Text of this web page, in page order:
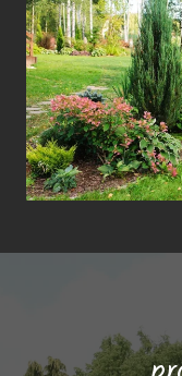
tâches d’entretien
notre équipe de
pour prendre soin
tout en œuvre
adapté à vos